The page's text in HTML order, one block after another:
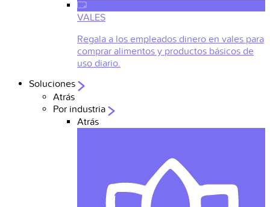
VALES
Regala a los empleados dinero en vales para
comprar alimentos y productos básicos de
uso diario.
Soluciones
Atrás
Por industria
Atrás